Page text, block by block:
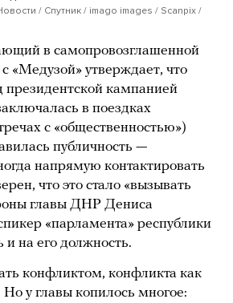
/ Спутник / imago images / Scanpix /
в самопровозглашенной
«Медузой» утверждает, что
президентской кампанией
в поездках
с «общественностью»)
публичность —
напрямую контактировать
что это стало «вызывать
главы ДНР Дениса
«парламента» республики
и на его должность.
конфликтом, конфликта как
Но у главы копилось многое: